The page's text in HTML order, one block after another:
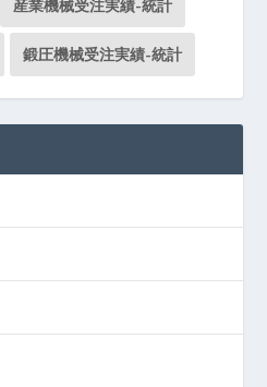
産業機械受注実績-統計
鍛圧機械受注実績-統計